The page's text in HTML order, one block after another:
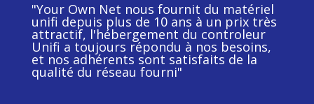
"Your Own Net nous fournit du matériel
unifi depuis plus de 10 ans à un prix très
attractif, l'hébergement du controleur
Unifi a toujours répondu à nos besoins,
et nos adhérents sont satisfaits de la
qualité du réseau fourni"